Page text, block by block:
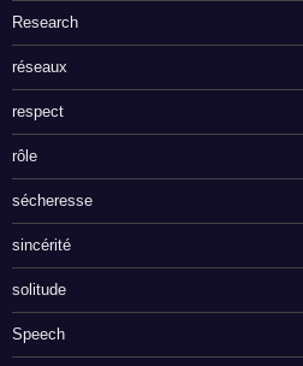
Research
réseaux
respect
rôle
sécheresse
sincérité
solitude
Speech